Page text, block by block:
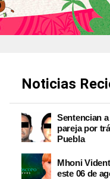
Noticias
Sentencian
pareja por
Puebla
Mhoni
este 06 de